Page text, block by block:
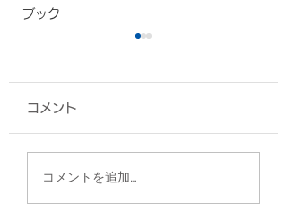
ブック
グッズ各種/自衛隊沖縄
地方協力本部 様
コメント
コメントを追加…